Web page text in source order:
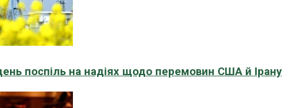
поспіль на надіях щодо перемовин США й Ірану